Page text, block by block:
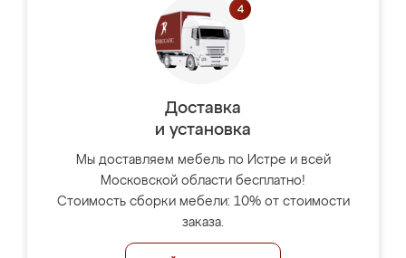
Доставка
и установка
Мы доставляем мебель по Истре и всей
Московской области бесплатно!
Стоимость сборки мебели: 10% от стоимости
заказа.